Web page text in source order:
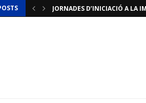
JORNADES D’INICIACIÓ A LA